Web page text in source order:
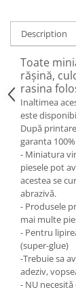
Description
Toate
rășină,
rasina
Inaltimea
este
După
garanta
- Miniatura
piesele pot
acestea se
abrazivă.
- Produsele
mai multe
- Pentru
(super-glue)
-Trebuie sa
adeziv,
- NU